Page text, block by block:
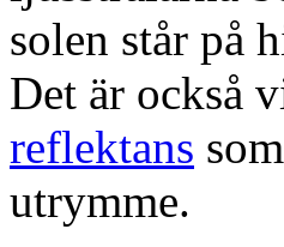
solen står på
Det är också
reflektans
utrymme.